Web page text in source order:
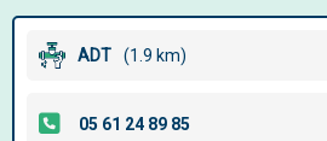
ADT (1.9 km)